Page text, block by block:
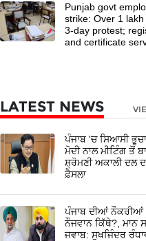
Punjab govt
strike: Over 1 lakh
3-day protest;
and certificate
LATEST NEWS
ਪੰਜਾਬ 'ਚ ਸਿਆਸੀ
ਮੋਦੀ ਨਾਲ ਮੀਟਿੰਗ ਤੋਂ
ਸ਼੍ਰੋਮਣੀ ਅਕਾਲੀ ਦਲ
ਫ਼ੈਸਲਾ
ਪੰਜਾਬ ਦੀਆਂ ਨੌਕਰੀਆਂ
ਨੌਜਵਾਨ ਕਿੱਥੇ?, ਮਾਨ
ਜਵਾਬ: ਸੁਖਜਿੰਦਰ